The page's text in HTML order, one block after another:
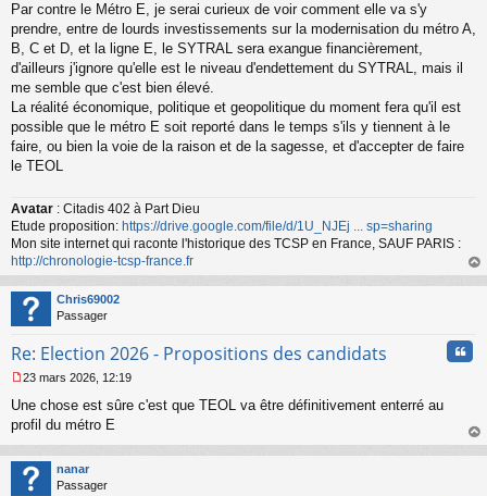
g
e
n
o
n
u
Par contre le Métro E, je serai curieux de voir comment elle va s'y
prendre, entre de lourds investissements sur la modernisation du métro A,
B, C et D, et la ligne E, le SYTRAL sera exangue financièrement,
d'ailleurs j'ignore qu'elle est le niveau d'endettement du SYTRAL, mais il
me semble que c'est bien élevé.
La réalité économique, politique et geopolitique du moment fera qu'il est
possible que le métro E soit reporté dans le temps s'ils y tiennent à le
faire, ou bien la voie de la raison et de la sagesse, et d'accepter de faire
le TEOL
Avatar : Citadis 402 à Part Dieu
Etude proposition: https://drive.google.com/file/d/1U_NJEj ... sp=sharing
Mon site internet qui raconte l'historique des TCSP en France, SAUF PARIS :
http://chronologie-tcsp-france.fr
au
Chris69002
Passager
Re: Election 2026 - Propositions des candidats
e
s
a
g
e
23 mars 2026, 12:19
Une chose est sûre c'est que TEOL va être définitivement enterré au
profil du métro E
au
nanar
Passager